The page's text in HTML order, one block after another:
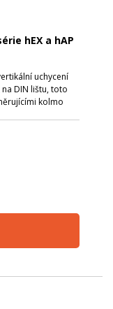
hEX a hAP
uchycení
DIN lištu, toto
kolmo